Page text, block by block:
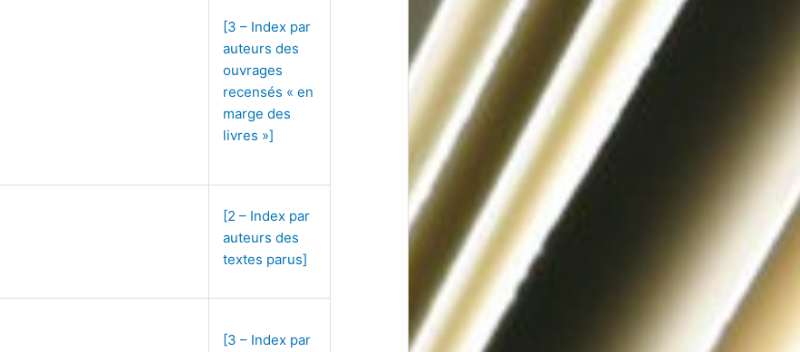
[3 – Index par
auteurs des
ouvrages
recensés « en
marge des
livres »]
[2 – Index par
auteurs des
textes parus]
[3 – Index par